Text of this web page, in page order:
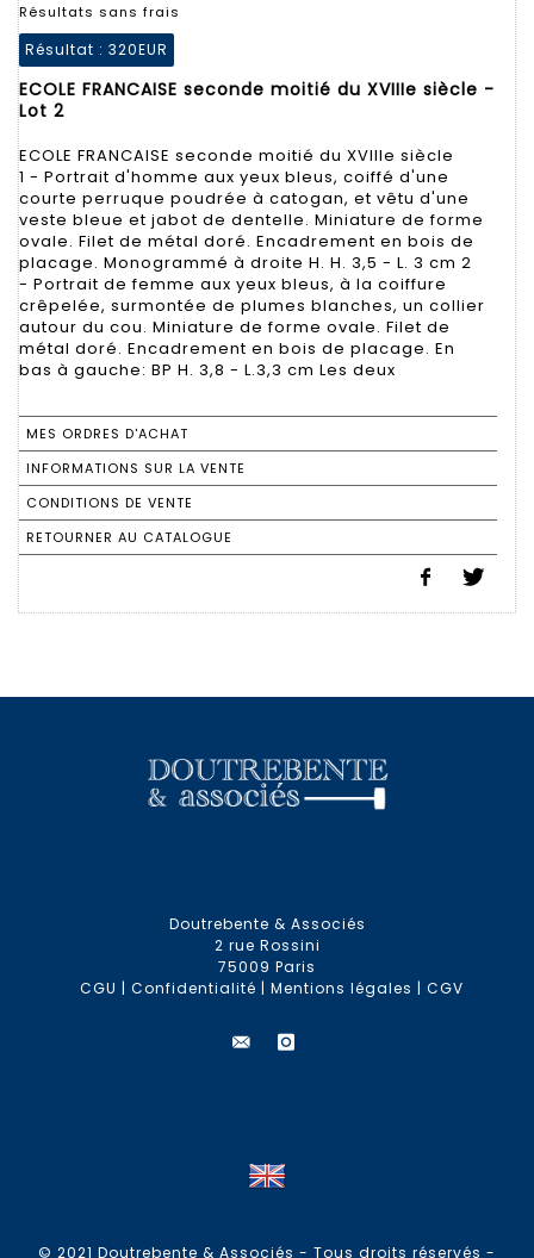
Résultats sans frais
Résultat : 320EUR
ECOLE FRANCAISE seconde moitié du XVIIIe siècle -
Lot 2
ECOLE FRANCAISE seconde moitié du XVIIIe siècle
1 - Portrait d'homme aux yeux bleus, coiffé d'une
courte perruque poudrée à catogan, et vêtu d'une
veste bleue et jabot de dentelle. Miniature de forme
ovale. Filet de métal doré. Encadrement en bois de
placage. Monogrammé à droite H. H. 3,5 - L. 3 cm 2
- Portrait de femme aux yeux bleus, à la coiffure
crêpelée, surmontée de plumes blanches, un collier
autour du cou. Miniature de forme ovale. Filet de
métal doré. Encadrement en bois de placage. En
bas à gauche: BP H. 3,8 - L.3,3 cm Les deux
MES ORDRES D'ACHAT
INFORMATIONS SUR LA VENTE
CONDITIONS DE VENTE
RETOURNER AU CATALOGUE
Doutrebente & Associés
2 rue Rossini
75009 Paris
CGU | Confidentialité | Mentions légales | CGV
© 2021 Doutrebente & Associés - Tous droits réservés -